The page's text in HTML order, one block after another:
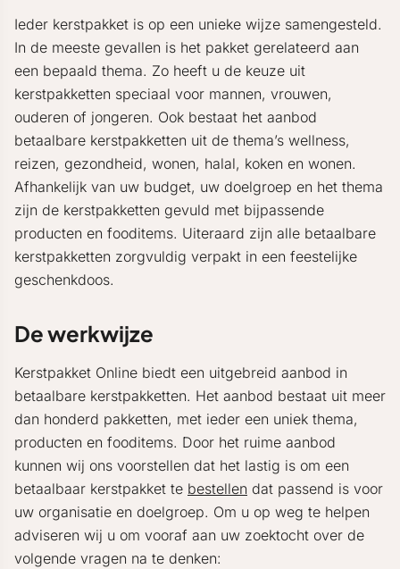
Ieder kerstpakket is op een unieke wijze samengesteld.
In de meeste gevallen is het pakket gerelateerd aan
een bepaald thema. Zo heeft u de keuze uit
kerstpakketten speciaal voor mannen, vrouwen,
ouderen of jongeren. Ook bestaat het aanbod
betaalbare kerstpakketten uit de thema’s wellness,
reizen, gezondheid, wonen, halal, koken en wonen.
Afhankelijk van uw budget, uw doelgroep en het thema
zijn de kerstpakketten gevuld met bijpassende
producten en fooditems. Uiteraard zijn alle betaalbare
kerstpakketten zorgvuldig verpakt in een feestelijke
geschenkdoos.
De werkwijze
Kerstpakket Online biedt een uitgebreid aanbod in
betaalbare kerstpakketten. Het aanbod bestaat uit meer
dan honderd pakketten, met ieder een uniek thema,
producten en fooditems. Door het ruime aanbod
kunnen wij ons voorstellen dat het lastig is om een
betaalbaar kerstpakket te bestellen dat passend is voor
uw organisatie en doelgroep. Om u op weg te helpen
adviseren wij u om vooraf aan uw zoektocht over de
volgende vragen na te denken: